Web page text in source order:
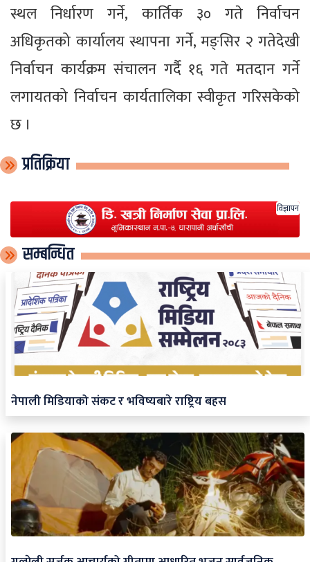
स्थल निर्धारण गर्ने, कार्तिक ३० गते निर्वाचन
अधिकृतको कार्यालय स्थापना गर्ने, मङ्सिर २ गतेदेखी
निर्वाचन कार्यक्रम संचालन गर्दै १६ गते मतदान गर्ने
लगायतको निर्वाचन कार्यतालिका स्वीकृत गरिसकेको
छ ।
प्रतिक्रिया
विज्ञापन
सम्बन्धित
नेपाली मिडियाको संकट र भविष्यबारे राष्ट्रिय बहस